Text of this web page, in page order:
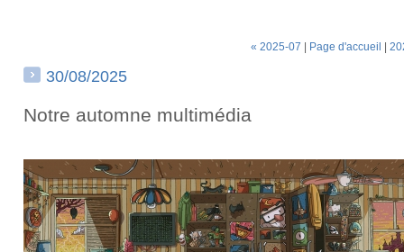
« 2025-07 Page d'accueil
30/08/2025
Notre automne multimédia